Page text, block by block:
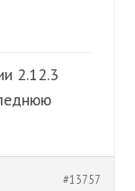
2.12.3
#13757